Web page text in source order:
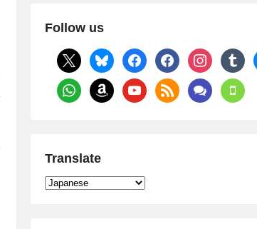
Follow us
x bluesky facebookfacebookinstagramtumblr
whatsappamazon youtube rss commentsmobile
Translate